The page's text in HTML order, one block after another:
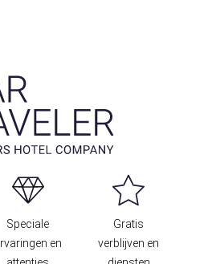
Speciale
en
Gratis
verblijven en